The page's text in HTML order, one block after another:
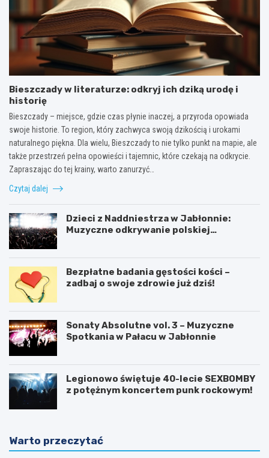
Bieszczady w literaturze: odkryj ich dziką urodę i
historię
Bieszczady – miejsce, gdzie czas płynie inaczej, a przyroda opowiada
swoje historie. To region, który zachwyca swoją dzikością i urokami
naturalnego piękna. Dla wielu, Bieszczady to nie tylko punkt na mapie, ale
także przestrzeń pełna opowieści i tajemnic, które czekają na odkrycie.
Zapraszając do tej krainy, warto zanurzyć…
Czytaj dalej
Dzieci z Naddniestrza w Jabłonnie:
Muzyczne odkrywanie polskiej
Bezpłatne badania gęstości kości –
zadbaj o swoje zdrowie już dziś!
Sonaty Absolutne vol. 3 – Muzyczne
Spotkania w Pałacu w Jabłonnie
Legionowo świętuje 40-lecie SEXBOMBY
z potężnym koncertem punk rockowym!
Warto przeczytać